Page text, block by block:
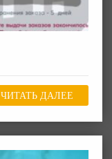
ЧИТАТЬ ДАЛЕЕ